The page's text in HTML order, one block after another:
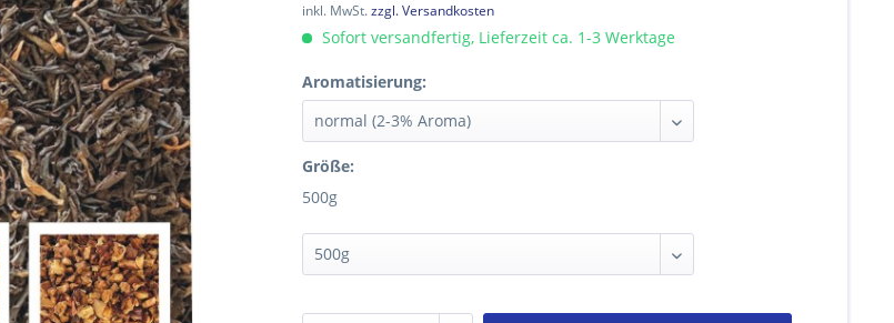
inkl. MwSt.zzgl. Versandkosten
Sofort versandfertig, Lieferzeit ca. 1-3 Werktage
Aromatisierung:
Größe:
500g